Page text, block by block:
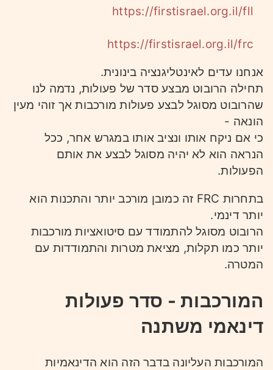
https://firstisrael.org.il/fll
https://firstisrael.org.il/frc
אנחנו עדים לאינטליגנציה בינונית.
תחילה הרובוט מבצע סדר של פעולות, נדמה לנו
שהרובוט מסוגל לבצע פעולות מורכבות אך זוהי מעין
הונאה -
כי אם ניקח אותו ונציב אותו במגרש אחר, ככל
הנראה הוא לא יהיה מסוגל לבצע את אותם
הפעולות.
בתחרות FRC זה כמובן מורכב יותר והתכנות הוא
יותר דינמי.
הרובוט מסוגל להתמודד עם סיטואציות מורכבות
יותר כמו תקלות, מציאת מטרות והתמודדות עם
המטרה.
המורכבות - סדר פעולות
דינאמי משתנה
המורכבות העליונה בדבר הזה הוא הדינאמיות